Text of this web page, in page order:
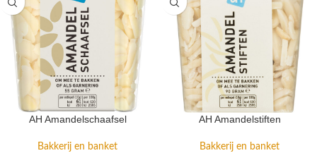
AH Amandelschaafsel
Bakkerij en banket
AH Amandelstiften
Bakkerij en banket